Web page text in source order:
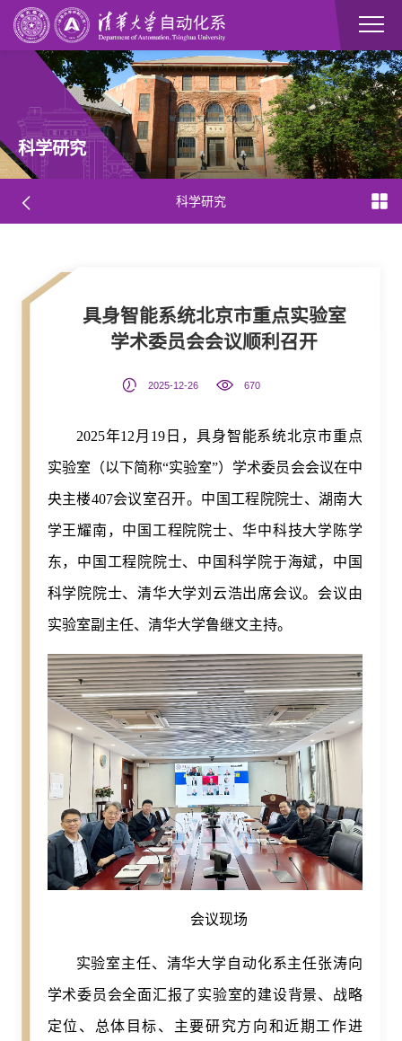
科学研究
科学研究
具身智能系统北京市重点实验室
学术委员会会议顺利召开
2025-12-26 670
2025年12月19日，具身智能系统北京市重点
实验室（以下简称“实验室”）学术委员会会议在中
央主楼407会议室召开。中国工程院院士、湖南大
学王耀南，中国工程院院士、华中科技大学陈学
东，中国工程院院士、中国科学院于海斌，中国
科学院院士、清华大学刘云浩出席会议。会议由
实验室副主任、清华大学鲁继文主持。
会议现场
实验室主任、清华大学自动化系主任张涛向
学术委员会全面汇报了实验室的建设背景、战略
定位、总体目标、主要研究方向和近期工作进